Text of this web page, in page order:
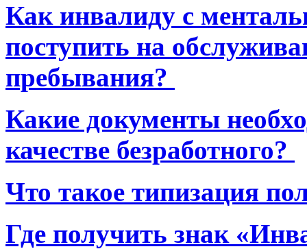
Как инвалиду с
поступить на
пребывания?
Какие документы
качестве безработного?
Что такое типизация
Где получить знак